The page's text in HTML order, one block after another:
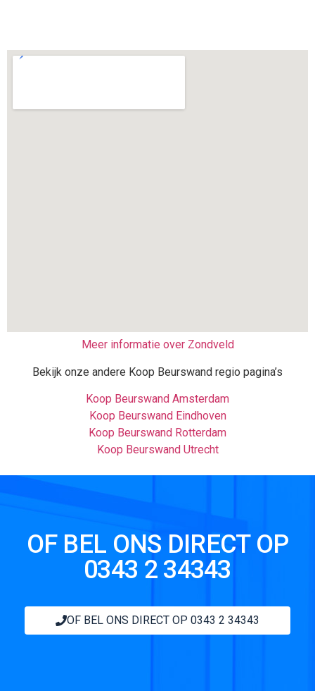
Meer informatie over Zondveld
Bekijk onze andere Koop Beurswand regio pagina’s
Koop Beurswand Amsterdam
Koop Beurswand Eindhoven
Koop Beurswand Rotterdam
Koop Beurswand Utrecht
OF BEL ONS DIRECT OP
0343 2 34343
OF BEL ONS DIRECT OP 0343 2 34343